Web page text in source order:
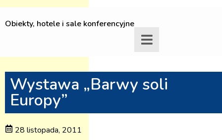
Obiekty, hotele i sale konferencyjne
Wystawa „Barwy soli
Europy”
28 listopada, 2011